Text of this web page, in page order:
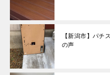
【新潟市】パ
の声